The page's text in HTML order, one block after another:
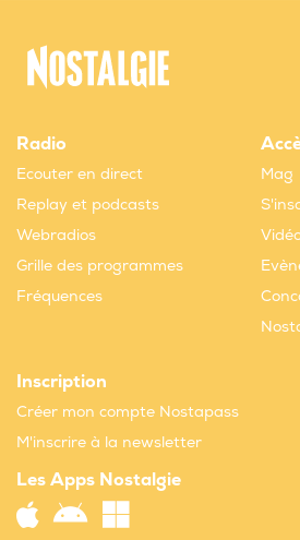
Radio
Ecouter en direct
Replay et podcasts
Webradios
Grille des programmes
Fréquences
Mag
Inscription
Créer mon compte Nostapass
M'inscrire à la newsletter
Les Apps Nostalgie